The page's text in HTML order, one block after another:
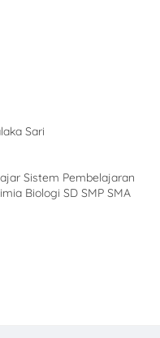
Sari
Sistem Pembelajaran
Biologi SD SMP SMA